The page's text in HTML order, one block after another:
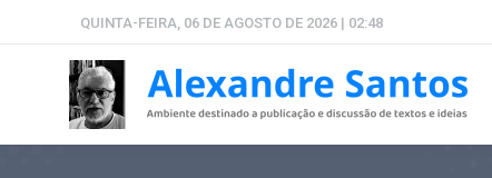
QUINTA-FEIRA, 06 DE AGOSTO DE 2026 | 02:48